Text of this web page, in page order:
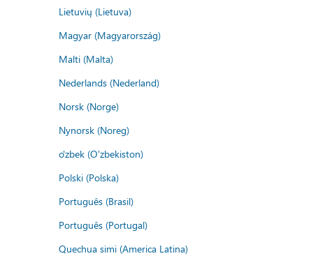
Lietuvių (Lietuva)
Magyar (Magyarország)
Malti (Malta)
Nederlands (Nederland)
Norsk (Norge)
Nynorsk (Noreg)
o'zbek (O'zbekiston)
Polski (Polska)
Português (Brasil)
Português (Portugal)
Quechua simi (America Latina)